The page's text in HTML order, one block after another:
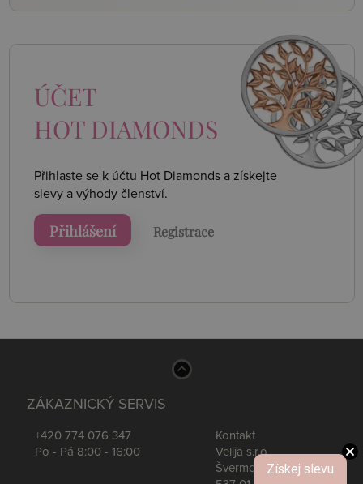
ÚČET
HOT DIAMONDS
Přihlaste se k účtu Hot Diamonds a získejte
slevy a výhody členství.
Přihlášení Registrace
ZÁKAZNICKÝ SERVIS
+420 774 076 347
Po - Pá 8:00 - 16:00
Kontakt
Velija s.r.o.
Švermova 539Získej slevu